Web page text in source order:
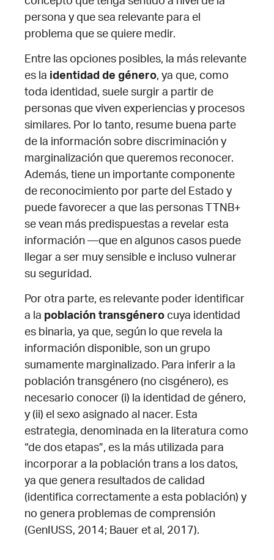
persona y que sea relevante para el
problema que se quiere medir.
Entre las opciones posibles, la más relevante
es la identidad de género, ya que, como
toda identidad, suele surgir a partir de
personas que viven experiencias y procesos
similares. Por lo tanto, resume buena parte
de la información sobre discriminación y
marginalización que queremos reconocer.
Además, tiene un importante componente
de reconocimiento por parte del Estado y
puede favorecer a que las personas TTNB+
se vean más predispuestas a revelar esta
información —que en algunos casos puede
llegar a ser muy sensible e incluso vulnerar
su seguridad.
Por otra parte, es relevante poder identificar
a la población transgénero cuya identidad
es binaria, ya que, según lo que revela la
información disponible, son un grupo
sumamente marginalizado. Para inferir a la
población transgénero (no cisgénero), es
necesario conocer (i) la identidad de género,
y (ii) el sexo asignado al nacer. Esta
estrategia, denominada en la literatura como
“de dos etapas”, es la más utilizada para
incorporar a la población trans a los datos,
ya que genera resultados de calidad
(identifica correctamente a esta población) y
no genera problemas de comprensión
(GenIUSS, 2014; Bauer et al, 2017).